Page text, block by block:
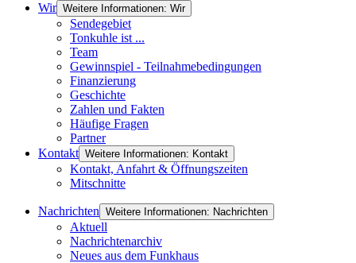
Wir Weitere Informationen: Wir
Sendegebiet
Tonkuhle ist ...
Team
Gewinnspiel - Teilnahmebedingungen
Finanzierung
Geschichte
Zahlen und Fakten
Häufige Fragen
Partner
Kontakt Weitere Informationen: Kontakt
Kontakt, Anfahrt & Öffnungszeiten
Mitschnitte
Nachrichten Weitere Informationen: Nachrichten
Aktuell
Nachrichtenarchiv
Neues aus dem Funkhaus